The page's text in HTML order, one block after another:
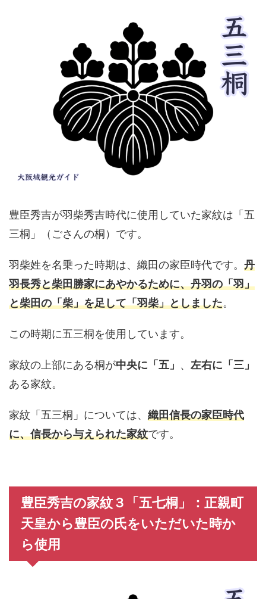
豊臣秀吉が羽柴秀吉時代に使用していた家紋は「五
三桐」（ごさんの桐）です。
羽柴姓を名乗った時期は、織田の家臣時代です。 丹
羽長秀と柴田勝家にあやかるために、丹羽の「羽」
と柴田の「柴」を足して「羽柴」としました。
この時期に五三桐を使用しています。
家紋の上部にある桐が中央に「五」 、 左右に「三」
ある家紋。
家紋「五三桐」については、 織田信長の家臣時代
に、信長から与えられた家紋です。
豊臣秀吉の家紋３「五七桐」：正親町
天皇から豊臣の氏をいただいた時か
ら使用